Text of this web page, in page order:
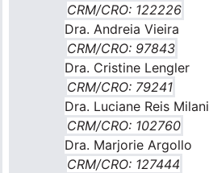
CRM/CRO: 122226
Dra. Andreia Vieira
CRM/CRO: 97843
Dra. Cristine Lengler
CRM/CRO: 79241
Dra. Luciane Reis Milani
CRM/CRO: 102760
Dra. Marjorie Argollo
CRM/CRO: 127444